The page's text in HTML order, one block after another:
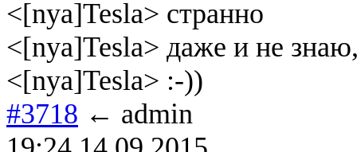
<[nya]Tesla> странно
<[nya]Tesla> даже и не
<[nya]Tesla> :-))
#3718 ← admin